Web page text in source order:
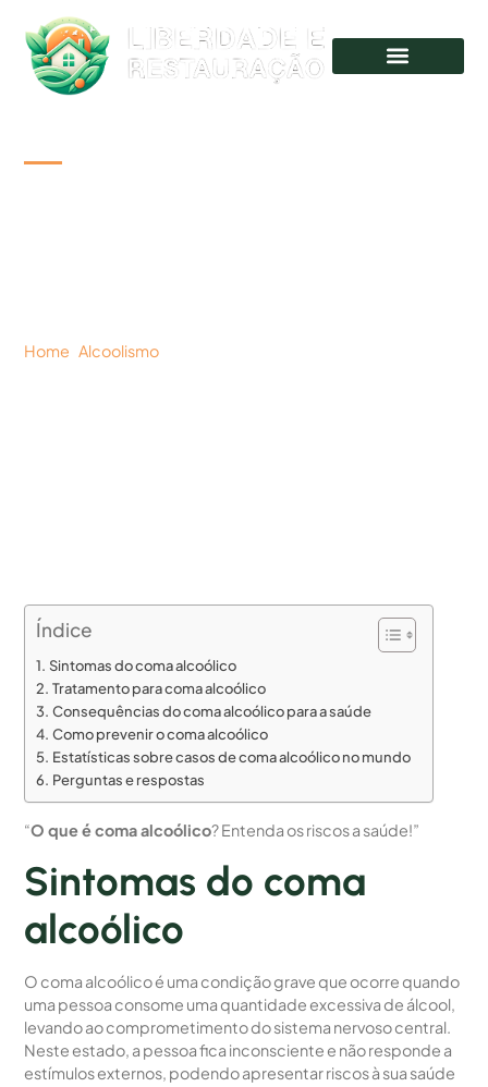
Home |Alcoolismo
Índice
Sintomas do coma alcoólico
Tratamento para coma alcoólico
Consequências do coma alcoólico para a saúde
Como prevenir o coma alcoólico
Estatísticas sobre casos de coma alcoólico no mundo
Perguntas e respostas
“O que é coma alcoólico? Entenda os riscos a saúde!”
Sintomas do coma
alcoólico
O coma alcoólico é uma condição grave que ocorre quando
uma pessoa consome uma quantidade excessiva de álcool,
levando ao comprometimento do sistema nervoso central.
Neste estado, a pessoa fica inconsciente e não responde a
estímulos externos, podendo apresentar riscos à sua saúde